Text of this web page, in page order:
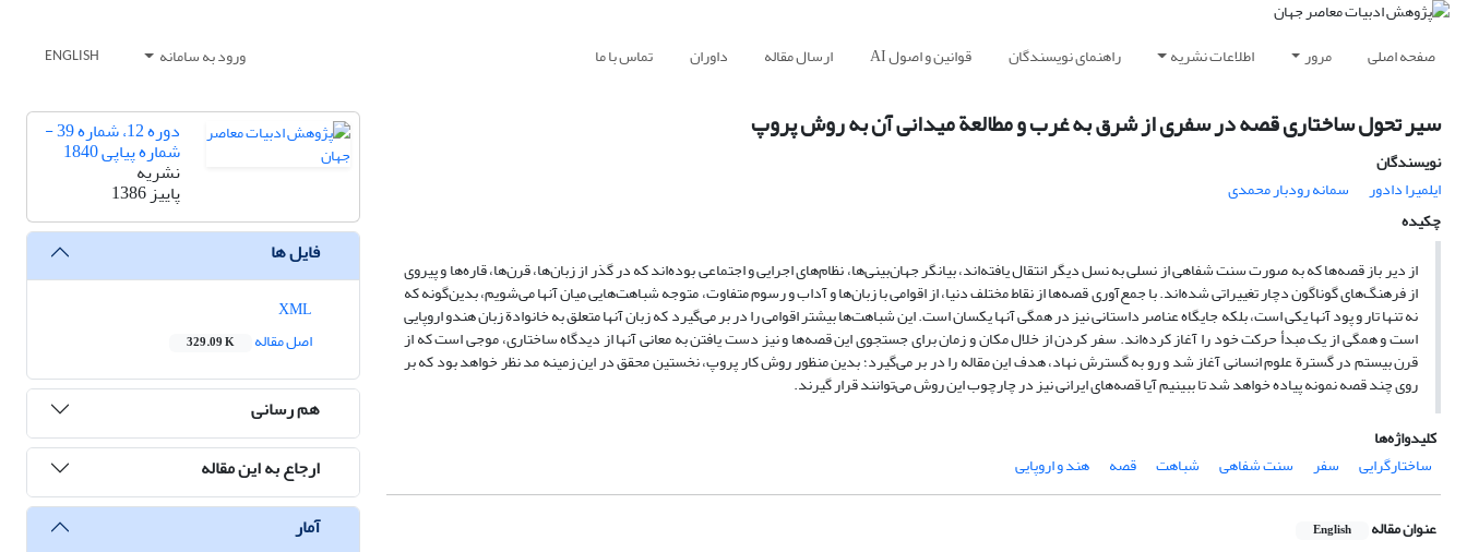
صفحه اصلی مرور اطلاعات نشریه راهنمای نویسندگان قوانین و اصول AI ارسال مقاله داوران تماس با ما ورود به سامانه ENGLISH
سیر تحول ساختاری قصه در سفری از شرق به غرب و مطالعة میدانی آن به روش پروپ
نویسندگان
ایلمیرا دادور
سمانه رودبار محمدی
چکیده
از دیر باز قصه‌ها که به صورت سنت شفاهی از نسلی به نسل دیگر انتقال یافته‌‌اند، بیانگر جهان‌‌بینی‌ها، نظام‌های اجرایی و اجتماعی بوده‌اند که در گذر از زبان‌ها، قرن‌ها، قاره‌ها و پیروی
از فرهنگ‌های گوناگون دچار تغییراتی شده‌‌اند. با جمع‌آوری قصه‌‌ها از نقاط مختلف دنیا، از اقوامی با زبان‌‌ها و آداب و رسوم متفاوت، متوجه شباهت‌هایی میان آنها می‌شویم، بدین‌گونه که
نه تنها تار و پود آنها یکی است، بلکه جایگاه عناصر داستانی نیز در همگی آنها یکسان است. این شباهت‌ها بیشتر اقوامی را در بر می‌گیرد که زبان آنها متعلق به خانوادة زبان هندو اروپایی
است و همگی از یک مبدأ حرکت خود را آغاز کرده‌اند. سفر کردن از خلال مکان و زمان برای جستجوی این قصه‌ها و نیز دست یافتن به معانی آنها از دیدگاه ساختاری، موجی است که از
قرن بیستم در گسترة علوم انسانی آغاز شد و رو به گسترش نهاد، هدف این مقاله را در بر می‌گیرد؛ بدین منظور روش کار پروپ، نخستین محقق در این زمینه مد نظر خواهد بود که بر
روی چند قصه نمونه پیاده خواهد شد تا ببینیم آیا قصه‌های ایرانی نیز در چارچوب این روش می‌توانند قرار گیرند.
کلیدواژه‌ها
ساختارگرایی
سفر سنت شفاهی شباهت قصه هند و اروپایی
عنوان مقاله English
دوره 12، شماره 39 -
شماره پیاپی 1840
نشریه
پاییز 1386
فایل ها
اصل مقاله
329.09 K
هم رسانی
ارجاع به این مقاله
آمار